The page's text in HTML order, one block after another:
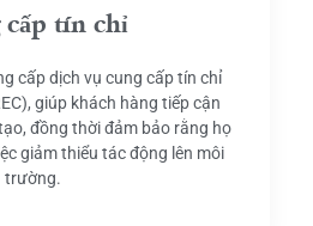
cấp tín chỉ
cấp dịch vụ cung cấp tín chỉ
giúp khách hàng tiếp cận
đồng thời đảm bảo rằng họ
giảm thiểu tác động lên môi
trường.